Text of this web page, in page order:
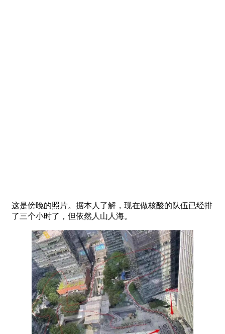
这是傍晚的照片。据本人了解，现在做核酸的队伍已经排
了三个小时了，但依然人山人海。